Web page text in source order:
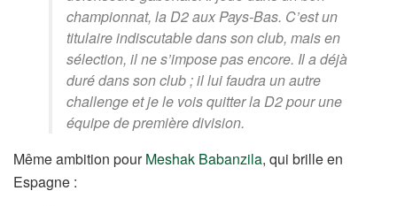
championnat, la D2 aux Pays-Bas. C’est un
titulaire indiscutable dans son club, mais en
sélection, il ne s’impose pas encore. Il a déjà
duré dans son club ; il lui faudra un autre
challenge et je le vois quitter la D2 pour une
équipe de première division.
Même ambition pourMeshak Babanzila, qui brille en
Espagne :